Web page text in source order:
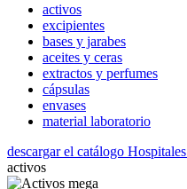
activos
excipientes
bases y jarabes
aceites y ceras
extractos y perfumes
cápsulas
envases
material laboratorio
descargar el catálogo Hospitales
activos